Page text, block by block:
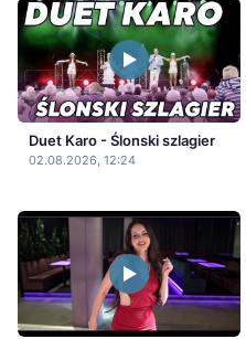
Duet Karo - Ślonski szlagier
02.08.2026, 12:24